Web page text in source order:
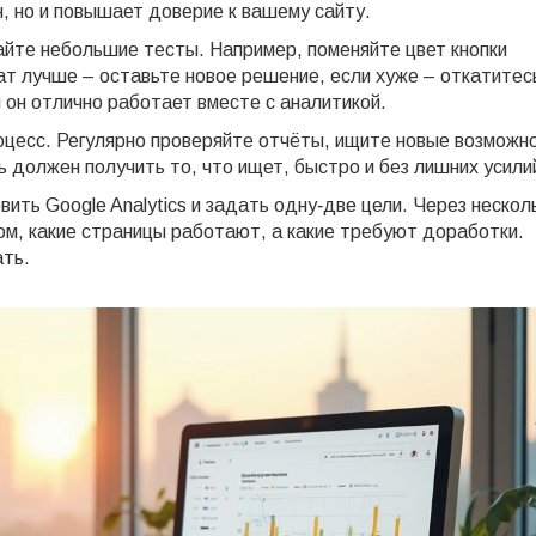
но и повышает доверие к вашему сайту.
небольшие тесты. Например, поменяйте цвет кнопки
лучше – оставьте новое решение, если хуже –
отлично работает вместе с аналитикой.
Регулярно проверяйте отчёты, ищите новые
должен получить то, что ищет, быстро и без лишних
Google Analytics и задать одну‑две цели. Через
какие страницы работают, а какие требуют доработки.